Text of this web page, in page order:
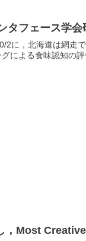
タフェース学
2に，北海道は網走
による食味認知の
，Most